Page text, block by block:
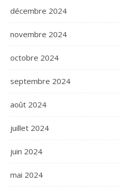
décembre 2024
novembre 2024
octobre 2024
septembre 2024
août 2024
juillet 2024
juin 2024
mai 2024